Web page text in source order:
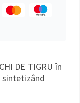
DE TIGRU în
sintetizând